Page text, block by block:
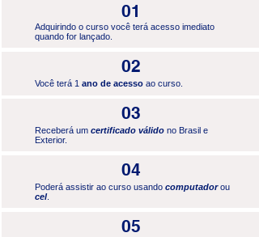
01
Adquirindo o curso você terá acesso imediato
quando for lançado.
02
Você terá 1 ano de acesso ao curso.
03
Receberá um certificado válido no Brasil e
Exterior.
04
Poderá assistir ao curso usando computadorou
cel.
05